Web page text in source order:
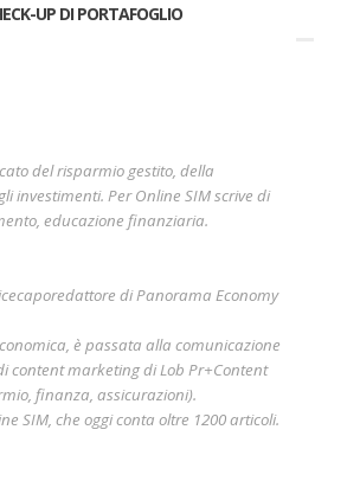
UP DI PORTAFOGLIO
del risparmio gestito, della
investimenti. Per Online SIM scrive di
educazione finanziaria.
di Panorama Economy
è passata alla comunicazione
content marketing di Lob Pr+Content
finanza, assicurazioni).
SIM, che oggi conta oltre 1200 articoli.